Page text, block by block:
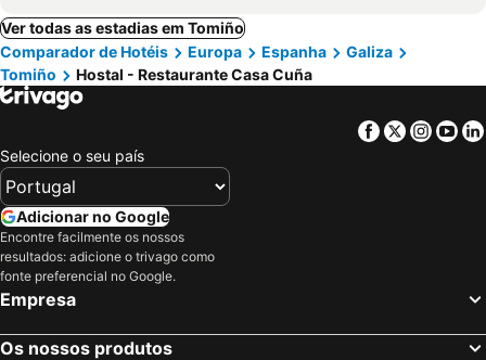
Ver todas as estadias em Tomiño
Comparador de Hotéis
Europa Espanha
Galiza
Tomiño
Hostal - Restaurante Casa Cuña
Facebook
Twitter
Selecione o seu país
Adicionar no Google
Encontre facilmente os nossos
resultados: adicione o trivago como
fonte preferencial no Google.
Empresa
Os nossos produtos